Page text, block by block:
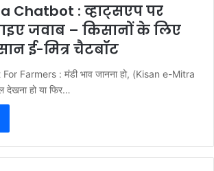
Chatbot : व्हाट्सएप पर
जवाब – किसानों के लिए
ई-मित्र चैटबॉट
Farmers : मंडी भाव जानना हो, (Kisan e-Mitra
हो या फिर…